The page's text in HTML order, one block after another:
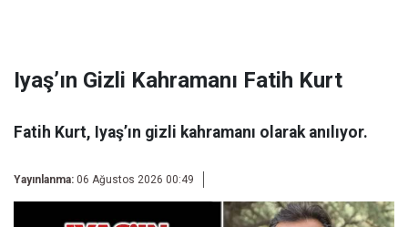
Iyaş’ın Gizli Kahramanı Fatih Kurt
Fatih Kurt, Iyaş’ın gizli kahramanı olarak anılıyor.
Yayınlanma: 06 Ağustos 2026 00:49